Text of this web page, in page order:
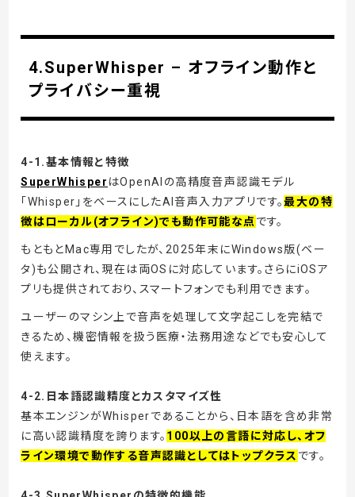
4.SuperWhisper – オフライン動作と
プライバシー重視
4-1.基本情報と特徴
SuperWhisper はOpenAIの高精度音声認識モデル
「Whisper」をベースにしたAI音声入力アプリです。最大の特
徴はローカル(オフライン)でも動作可能な点 です。
もともとMac専用でしたが、2025年末にWindows版(ベー
タ)も公開され、現在は両OSに対応しています。さらにiOSア
プリも提供されており、スマートフォンでも利用できます。
ユーザーのマシン上で音声を処理して文字起こしを完結で
きるため、機密情報を扱う医療・法務用途などでも安心して
使えます。
4-2.日本語認識精度とカスタマイズ性
基本エンジンがWhisperであることから、日本語を含め非常
に高い認識精度を誇ります。 100以上の言語に対応し、オフ
ライン環境で動作する音声認識としてはトップクラス です。